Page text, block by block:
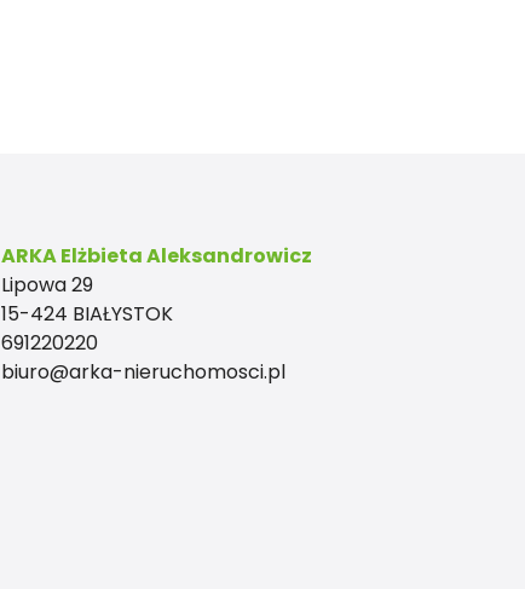
ARKA Elżbieta Aleksandrowicz
Lipowa 29
15-424 BIAŁYSTOK
691220220
biuro@arka-nieruchomosci.pl